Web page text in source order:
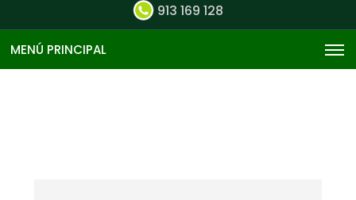
913 169 128
MENÚ PRINCIPAL